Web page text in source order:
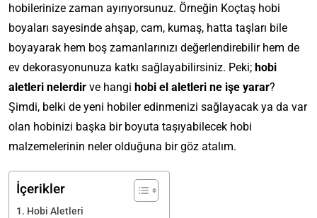
hobilerinize zaman ayırıyorsunuz. Örneğin Koçtaş hobi
boyaları sayesinde ahşap, cam, kumaş, hatta taşları bile
boyayarak hem boş zamanlarınızı değerlendirebilir hem de
ev dekorasyonunuza katkı sağlayabilirsiniz. Peki; hobi
aletleri nelerdir ve hangi hobi el aletleri ne işe yarar?
Şimdi, belki de yeni hobiler edinmenizi sağlayacak ya da var
olan hobinizi başka bir boyuta taşıyabilecek hobi
malzemelerinin neler olduğuna bir göz atalım.
İçerikler
Hobi Aletleri